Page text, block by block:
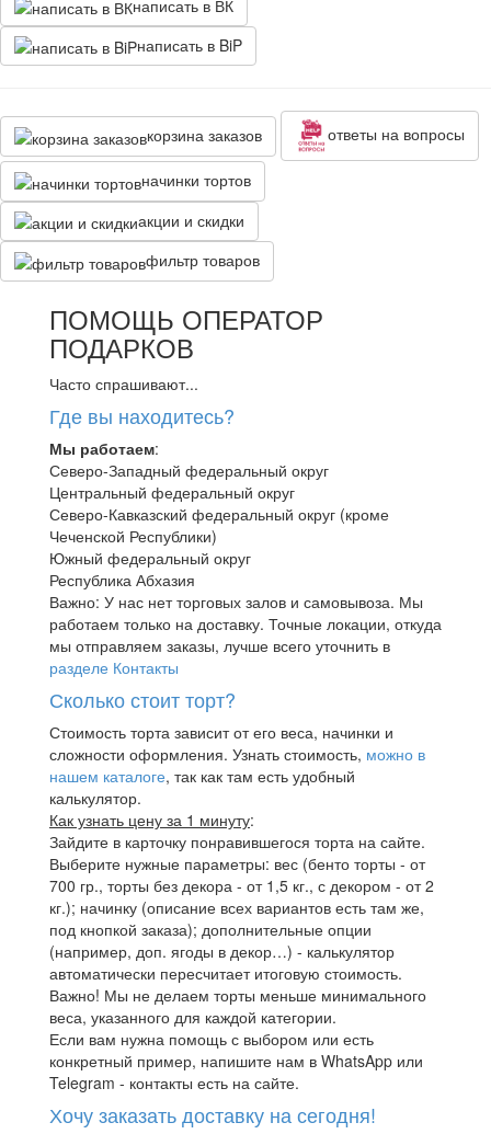
написать в ВК
написать в BiP
корзина заказов ответы на вопросы
начинки тортов
акции и скидки
фильтр товаров
ПОМОЩЬ ОПЕРАТОР
ПОДАРКОВ
Часто спрашивают...
Где вы находитесь?
Мы работаем:
Северо-Западный федеральный округ
Центральный федеральный округ
Северо-Кавказский федеральный округ (кроме
Чеченской Республики)
Южный федеральный округ
Республика Абхазия
Важно: У нас нет торговых залов и самовывоза. Мы
работаем только на доставку. Точные локации, откуда
мы отправляем заказы, лучше всего уточнить в
разделе Контакты
Сколько стоит торт?
Стоимость торта зависит от его веса, начинки и
сложности оформления. Узнать стоимость, можно в
нашем каталоге, так как там есть удобный
калькулятор.
Как узнать цену за 1 минуту:
Зайдите в карточку понравившегося торта на сайте.
Выберите нужные параметры: вес (бенто торты - от
700 гр., торты без декора - от 1,5 кг., с декором - от 2
кг.); начинку (описание всех вариантов есть там же,
под кнопкой заказа); дополнительные опции
(например, доп. ягоды в декор…) - калькулятор
автоматически пересчитает итоговую стоимость.
Важно! Мы не делаем торты меньше минимального
веса, указанного для каждой категории.
Если вам нужна помощь с выбором или есть
конкретный пример, напишите нам в WhatsApp или
Telegram - контакты есть на сайте.
Хочу заказать доставку на сегодня!